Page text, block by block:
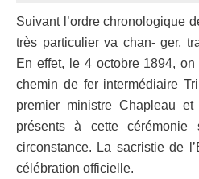
Suivant l’ordre chronologique
très particulier va chan- ger,
En effet, le 4 octobre 1894, on
chemin de fer intermédiaire
premier ministre Chapleau
présents à cette cérémonie
circonstance. La sacristie de
célébration officielle.